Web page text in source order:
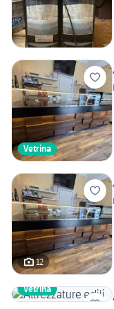
Vetrina
12
Vetrina